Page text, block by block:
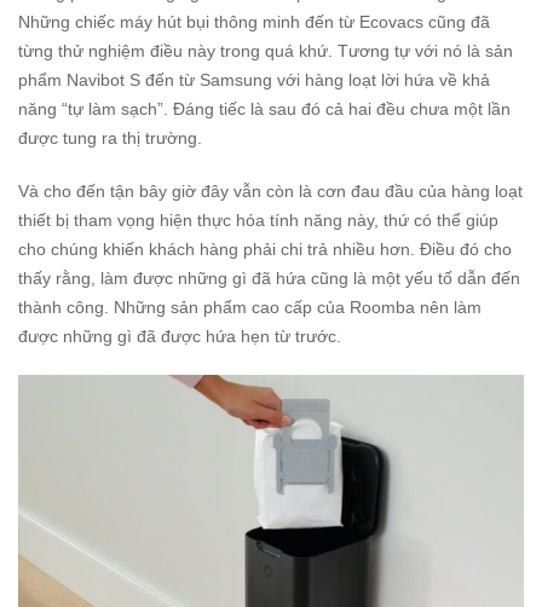
Những chiếc máy hút bụi thông minh đến từ Ecovacs cũng đã
từng thử nghiệm điều này trong quá khứ. Tương tự với nó là sản
phẩm Navibot S đến từ Samsung với hàng loạt lời hứa về khả
năng “tự làm sạch”. Đáng tiếc là sau đó cả hai đều chưa một lần
được tung ra thị trường.
Và cho đến tận bây giờ đây vẫn còn là cơn đau đầu của hàng loạt
thiết bị tham vọng hiện thực hóa tính năng này, thứ có thể giúp
cho chúng khiến khách hàng phải chi trả nhiều hơn. Điều đó cho
thấy rằng, làm được những gì đã hứa cũng là một yếu tố dẫn đến
thành công. Những sản phẩm cao cấp của Roomba nên làm
được những gì đã được hứa hẹn từ trước.